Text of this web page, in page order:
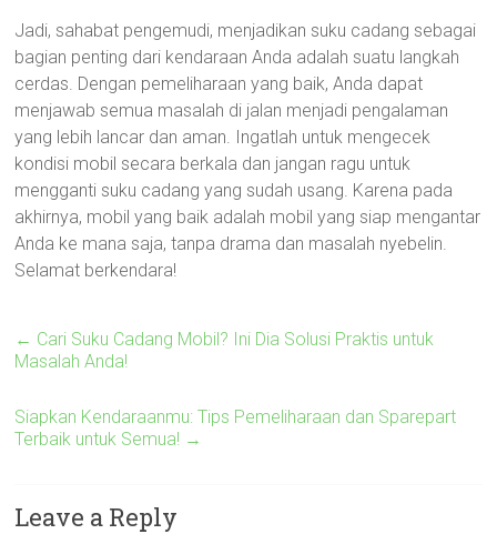
Jadi, sahabat pengemudi, menjadikan suku cadang sebagai
bagian penting dari kendaraan Anda adalah suatu langkah
cerdas. Dengan pemeliharaan yang baik, Anda dapat
menjawab semua masalah di jalan menjadi pengalaman
yang lebih lancar dan aman. Ingatlah untuk mengecek
kondisi mobil secara berkala dan jangan ragu untuk
mengganti suku cadang yang sudah usang. Karena pada
akhirnya, mobil yang baik adalah mobil yang siap mengantar
Anda ke mana saja, tanpa drama dan masalah nyebelin.
Selamat berkendara!
← Cari Suku Cadang Mobil? Ini Dia Solusi Praktis untuk
Masalah Anda!
Siapkan Kendaraanmu: Tips Pemeliharaan dan Sparepart
Terbaik untuk Semua! →
Leave a Reply